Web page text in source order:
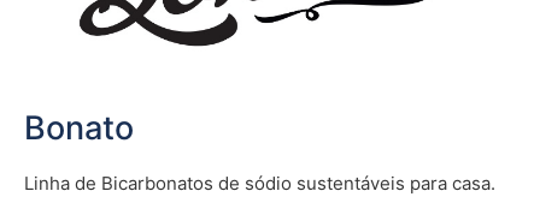
Bonato
Linha de Bicarbonatos de sódio sustentáveis para casa.